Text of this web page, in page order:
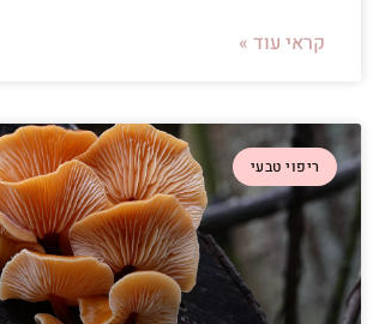
קראי עוד »
ריפוי טבעי